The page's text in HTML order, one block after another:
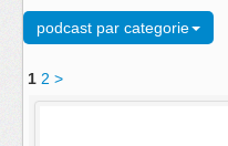
La radio
L'équipe
podcast par categorie
1 2 >